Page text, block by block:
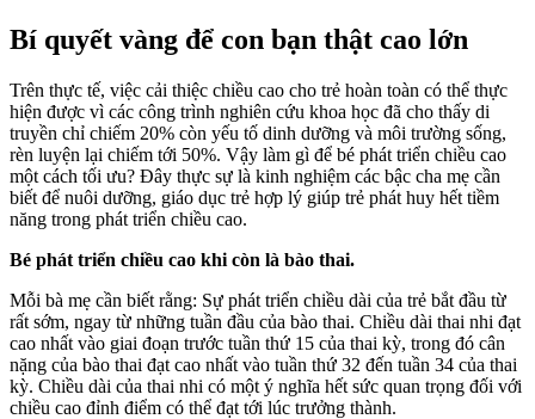
Bí quyết vàng để con bạn thật cao lớn
Trên thực tế, việc cải thiệc chiều cao cho trẻ hoàn toàn có thể thực
hiện được vì các công trình nghiên cứu khoa học đã cho thấy di
truyền chỉ chiếm 20% còn yếu tố dinh dưỡng và môi trường sống,
rèn luyện lại chiếm tới 50%. Vậy làm gì để bé phát triển chiều cao
một cách tối ưu? Đây thực sự là kinh nghiệm các bậc cha mẹ cần
biết để nuôi dưỡng, giáo dục trẻ hợp lý giúp trẻ phát huy hết tiềm
năng trong phát triển chiều cao.
Bé phát triển chiều cao khi còn là bào thai.
Mỗi bà mẹ cần biết rằng: Sự phát triển chiều dài của trẻ bắt đầu từ
rất sớm, ngay từ những tuần đầu của bào thai. Chiều dài thai nhi đạt
cao nhất vào giai đoạn trước tuần thứ 15 của thai kỳ, trong đó cân
nặng của bào thai đạt cao nhất vào tuần thứ 32 đến tuần 34 của thai
kỳ. Chiều dài của thai nhi có một ý nghĩa hết sức quan trọng đối với
chiều cao đỉnh điểm có thể đạt tới lúc trưởng thành.